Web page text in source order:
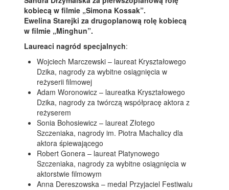
kobiecą w filmie „Simona Kossak”.
Ewelina Starejki za drugoplanową rolę kobiecą
w filmie „Minghun”.
Laureaci nagród specjalnych:
Wojciech Marczewski – laureat Kryształowego
Dzika, nagrody za wybitne osiągnięcia w
reżyserii filmowej
Adam Woronowicz – laureatka Kryształowego
Dzika, nagrody za twórczą współpracę aktora z
reżyserem
Sonia Bohosiewicz – laureat Złotego
Szczeniaka, nagrody im. Piotra Machalicy dla
aktora śpiewającego
Robert Gonera – laureat Platynowego
Szczeniaka, nagrody za wybitne osiągnięcia w
aktorstwie filmowym
Anna Dereszowska – medal Przyjaciel Festiwalu